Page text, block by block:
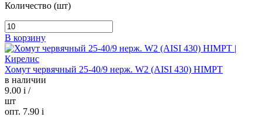
Количество (шт)
В корзину
Хомут червячный 25-40/9 нерж. W2 (AISI 430) HIMPT
в наличии
9.00 i /
шт
опт. 7.90 i